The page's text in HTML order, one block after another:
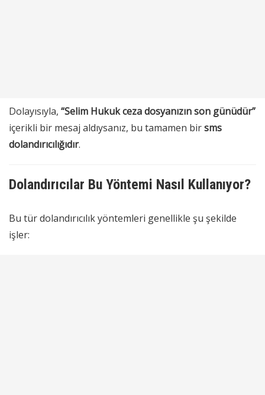
Dolayısıyla, “Selim Hukuk ceza dosyanızın son günüdür”
içerikli bir mesaj aldıysanız, bu tamamen birsms
dolandırıcılığıdır.
Dolandırıcılar Bu Yöntemi Nasıl Kullanıyor?
Bu tür dolandırıcılık yöntemleri genellikle şu şekilde
işler: